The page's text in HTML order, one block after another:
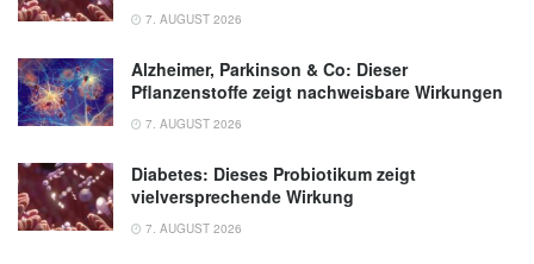
7. AUGUST 2026
Alzheimer, Parkinson & Co: Dieser
Pflanzenstoffe zeigt nachweisbare Wirkungen
7. AUGUST 2026
Diabetes: Dieses Probiotikum zeigt
vielversprechende Wirkung
7. AUGUST 2026